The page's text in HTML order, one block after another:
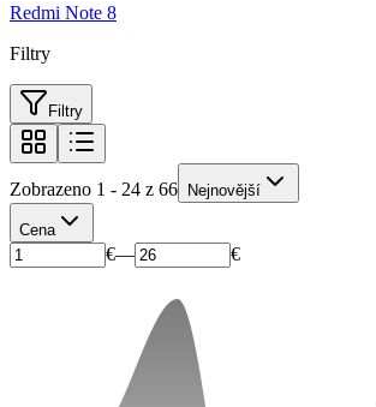
Redmi Note 8
Filtry
Filtry
Zobrazeno 1 - 24 z 66 Nejnovější
Cena
€— €